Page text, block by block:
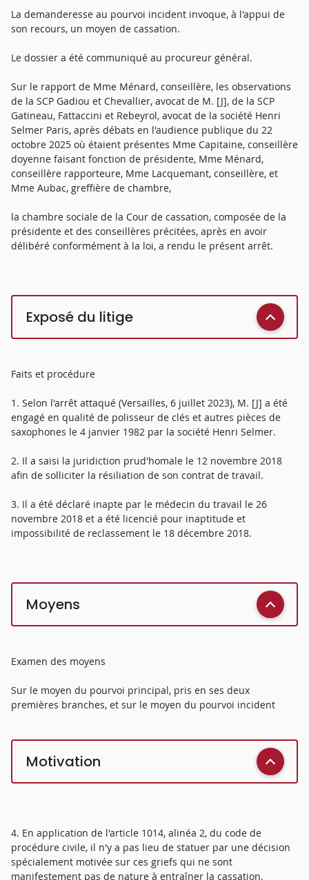
La demanderesse au pourvoi incident invoque, à l'appui de
son recours, un moyen de cassation.
Le dossier a été communiqué au procureur général.
Sur le rapport de Mme Ménard, conseillère, les observations
de la SCP Gadiou et Chevallier, avocat de M. [J], de la SCP
Gatineau, Fattaccini et Rebeyrol, avocat de la société Henri
Selmer Paris, après débats en l'audience publique du 22
octobre 2025 où étaient présentes Mme Capitaine, conseillère
doyenne faisant fonction de présidente, Mme Ménard,
conseillère rapporteure, Mme Lacquemant, conseillère, et
Mme Aubac, greffière de chambre,
la chambre sociale de la Cour de cassation, composée de la
présidente et des conseillères précitées, après en avoir
délibéré conformément à la loi, a rendu le présent arrêt.
Exposé du litige
Faits et procédure
1. Selon l'arrêt attaqué (Versailles, 6 juillet 2023), M. [J] a été
engagé en qualité de polisseur de clés et autres pièces de
saxophones le 4 janvier 1982 par la société Henri Selmer.
2. Il a saisi la juridiction prud'homale le 12 novembre 2018
afin de solliciter la résiliation de son contrat de travail.
3. Il a été déclaré inapte par le médecin du travail le 26
novembre 2018 et a été licencié pour inaptitude et
impossibilité de reclassement le 18 décembre 2018.
Moyens
Examen des moyens
Sur le moyen du pourvoi principal, pris en ses deux
premières branches, et sur le moyen du pourvoi incident
Motivation
4. En application de l'article 1014, alinéa 2, du code de
procédure civile, il n'y a pas lieu de statuer par une décision
spécialement motivée sur ces griefs qui ne sont
manifestement pas de nature à entraîner la cassation.